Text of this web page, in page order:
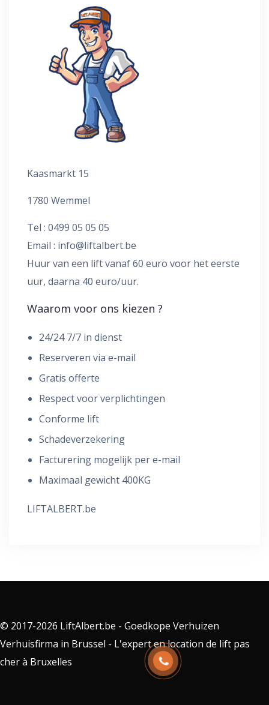
Kaasmarkt 15
1780 Wemmel
Tel : 0499 05 05 05
Email : info@liftalbert.be
Huur van een lift vanaf 60 euro voor het eerste
uur, daarna 40 euro/uur.
Waarom voor ons kiezen ?
24/24 7/7 in dienst
Reserveren via e-mail
Gratis offerte
Respect voor verplichtingen
Conforme lift
Schadeverzekering
Facturering mogelijk per e-mail
Maximaal gewicht 400KG
LIFTALBERT.be
© 2017-2026 LiftAlbert.be - Goedkope Verhuizen
Verhuisfirma in Brussel - L'expert en location de lift pas
cher à Bruxelles